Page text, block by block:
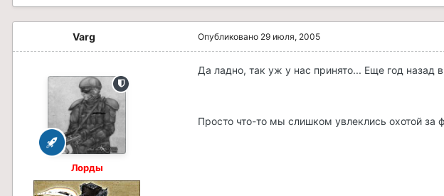
Varg
Лорды
Опубликовано 29 июля, 2005
Да ладно, так уж у нас принято... Еще год назад
Просто что-то мы слишком увлеклись охотой за